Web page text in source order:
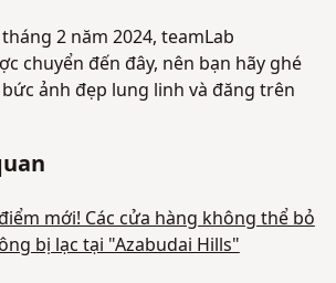
2 năm 2024, teamLab
chuyển đến đây, nên bạn hãy ghé
ảnh đẹp lung linh và đăng trên
mới! Các cửa hàng không thể bỏ
bị lạc tại "Azabudai Hills"